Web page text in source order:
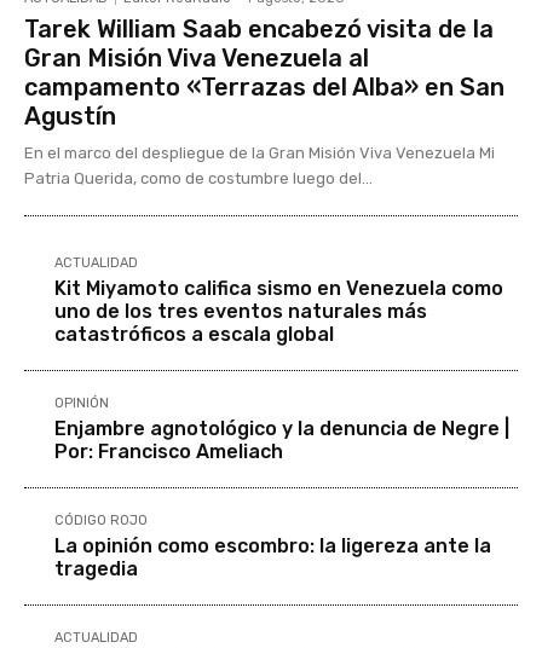
Tarek William Saab encabezó visita de la
Gran Misión Viva Venezuela al
campamento «Terrazas del Alba» en San
Agustín
En el marco del despliegue de la Gran Misión Viva Venezuela Mi
Patria Querida, como de costumbre luego del...
ACTUALIDAD
Kit Miyamoto califica sismo en Venezuela como
uno de los tres eventos naturales más
catastróficos a escala global
OPINIÓN
Enjambre agnotológico y la denuncia de Negre |
Por: Francisco Ameliach
CÓDIGO ROJO
La opinión como escombro: la ligereza ante la
tragedia
ACTUALIDAD